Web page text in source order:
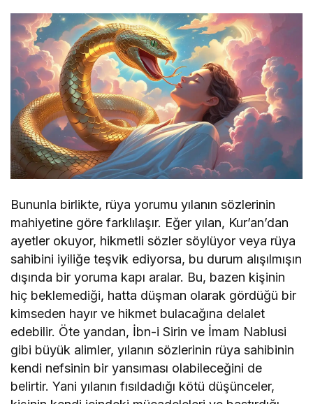
Bununla birlikte, rüya yorumu yılanın sözlerinin
mahiyetine göre farklılaşır. Eğer yılan, Kur’an’dan
ayetler okuyor, hikmetli sözler söylüyor veya rüya
sahibini iyiliğe teşvik ediyorsa, bu durum alışılmışın
dışında bir yoruma kapı aralar. Bu, bazen kişinin
hiç beklemediği, hatta düşman olarak gördüğü bir
kimseden hayır ve hikmet bulacağına delalet
edebilir. Öte yandan, İbn-i Sirin ve İmam Nablusi
gibi büyük alimler, yılanın sözlerinin rüya sahibinin
kendi nefsinin bir yansıması olabileceğini de
belirtir. Yani yılanın fısıldadığı kötü düşünceler,